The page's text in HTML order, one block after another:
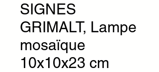
SIGNES
GRIMALT, Lampe
mosaïque
10x10x23 cm